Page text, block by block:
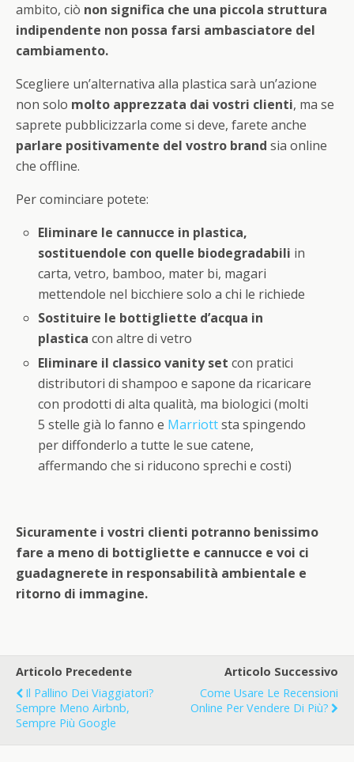
ambito, ciò non significa che una piccola struttura
indipendente non possa farsi ambasciatore del
cambiamento.
Scegliere un’alternativa alla plastica sarà un’azione
non solo molto apprezzata dai vostri clienti, ma se
saprete pubblicizzarla come si deve, farete anche
parlare positivamente del vostro brand sia online
che offline.
Per cominciare potete:
Eliminare le cannucce in plastica,
sostituendole con quelle biodegradabili in
carta, vetro, bamboo, mater bi, magari
mettendole nel bicchiere solo a chi le richiede
Sostituire le bottigliette d’acqua in
plastica con altre di vetro
Eliminare il classico vanity set con pratici
distributori di shampoo e sapone da ricaricare
con prodotti di alta qualità, ma biologici (molti
5 stelle già lo fanno e Marriottsta spingendo
per diffonderlo a tutte le sue catene,
affermando che si riducono sprechi e costi)
Sicuramente i vostri clienti potranno benissimo
fare a meno di bottigliette e cannucce e voi ci
guadagnerete in responsabilità ambientale e
ritorno di immagine.
Articolo Precedente
Il Pallino Dei Viaggiatori?
Sempre Meno Airbnb,
Sempre Più Google
Articolo Successivo
Come Usare Le Recensioni
Online Per Vendere Di Più?